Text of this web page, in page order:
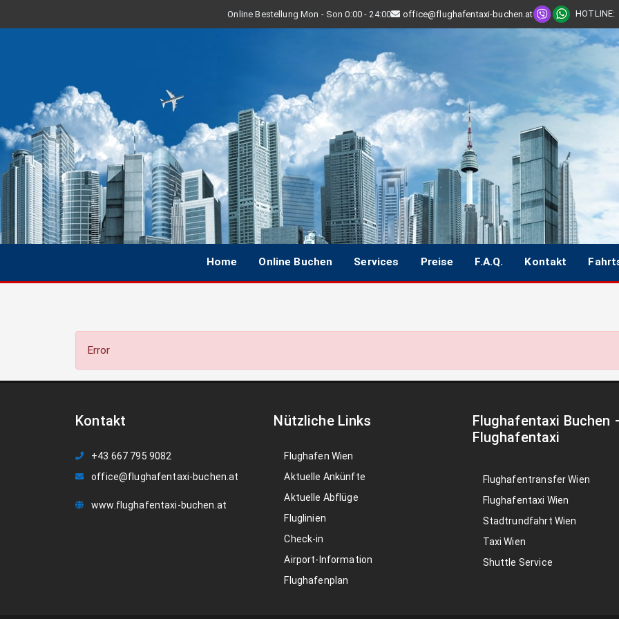
Online Bestellung Mon - Son 0:00 - 24:00 office@flughafentaxi-buchen.at HOTLINE:
Home Online Buchen Services Preise F.A.Q. Kontakt
Error
Kontakt
+43 667 795 9082
office@flughafentaxi-buchen.at
www.flughafentaxi-buchen.at
Nützliche Links
Flughafen Wien
Aktuelle Ankünfte
Aktuelle Abflüge
Fluglinien
Check-in
Airport-Information
Flughafenplan
Flughafentaxi Buchen
Flughafentaxi
Flughafentransfer Wien
Flughafentaxi Wien
Stadtrundfahrt Wien
Taxi Wien
Shuttle Service